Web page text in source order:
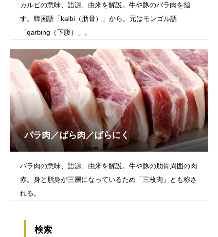
カルビの意味、語源、由来を解説。牛や豚のバラ肉を指
す。韓国語「kalbi（肋骨）」から。元はモンゴル語
「qarbing（下腹）」。
バラ肉／ばら肉／ばらにく
バラ肉の意味、語源、由来を解説。牛や豚の肋骨周囲の肉
赤。身と脂身が三層になっているため「三枚肉」とも称さ
れる。
検索